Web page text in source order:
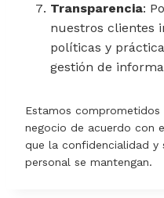
Transparencia:
nuestros clientes
políticas y
gestión de
Estamos
negocio de acuerdo con
que la confidencialidad y
personal se mantengan.